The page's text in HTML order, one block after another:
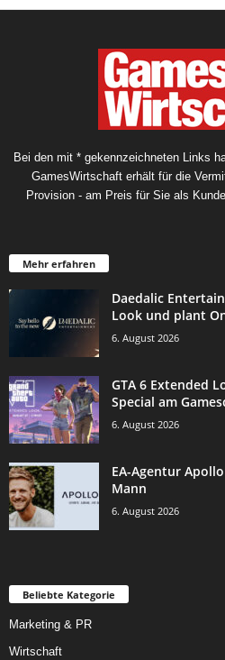
Bei den mit * gekennzeichneten Links
GamesWirtschaft erhält für die
Provision - am Preis für Sie als
Mehr erfahren
Daedalic
Look und plant
6. August 2026
GTA 6 Extended
Special am
6. August 2026
EA-Agentur
Mann
6. August 2026
Beliebte Kategorie
Marketing & PR
Wirtschaft